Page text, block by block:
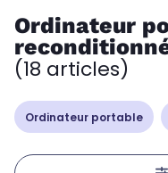
Ordinateur
(18 articles)
Ordinateur portable